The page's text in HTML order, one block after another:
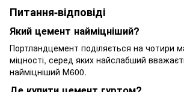
Питання-відповіді
Який цемент найміцніший?
Портландцемент поділяється на чотири
міцності, серед яких найслабший
найміцніший М600.